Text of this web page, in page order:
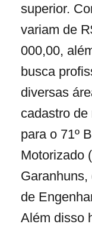
superior.
variam de
000,00,
busca
diversas
cadastro
para o 71º
Motorizado
Garanhuns,
de
Além disso